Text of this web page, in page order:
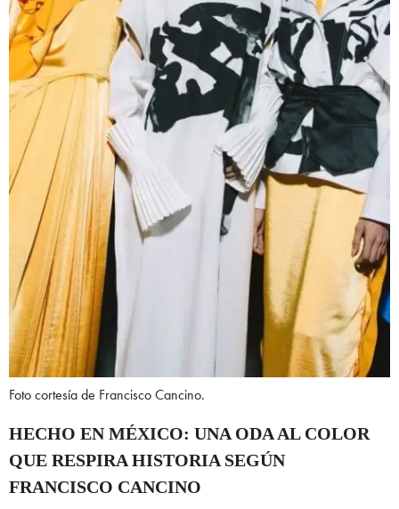
Foto cortesía de Francisco Cancino.
HECHO EN MÉXICO: UNA ODA AL COLOR
QUE RESPIRA HISTORIA SEGÚN
FRANCISCO CANCINO